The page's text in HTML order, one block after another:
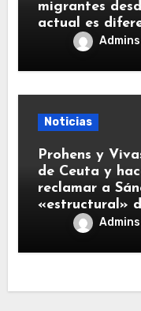
migrantes
actual es
Admins
Noticias
Prohens y
de Ceuta y
reclamar a
«estructural»
Admins